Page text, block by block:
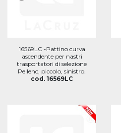
16569LC -Pattino curva
ascendente per nastri
trasportatori di selezione
Pellenc, piccolo, sinistro.
cod. 16569LC